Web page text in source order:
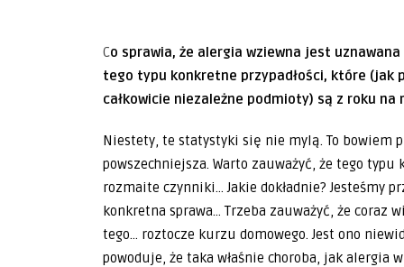
Co sprawia, że alergia wziewna jest uznawana za tak trudną i kłopotliwą chorobę? Co wywołuje
tego typu konkretne przypadłości, które
całkowicie niezależne podmioty) są z roku
Niestety, te statystyki się nie mylą. To bowiem
powszechniejsza. Warto zauważyć, że tego typu
rozmaite czynniki… Jakie dokładnie? Jesteśmy
konkretna sprawa… Trzeba zauważyć, że coraz
tego… roztocze kurzu domowego. Jest ono
powoduje, że taka właśnie choroba, jak alergia